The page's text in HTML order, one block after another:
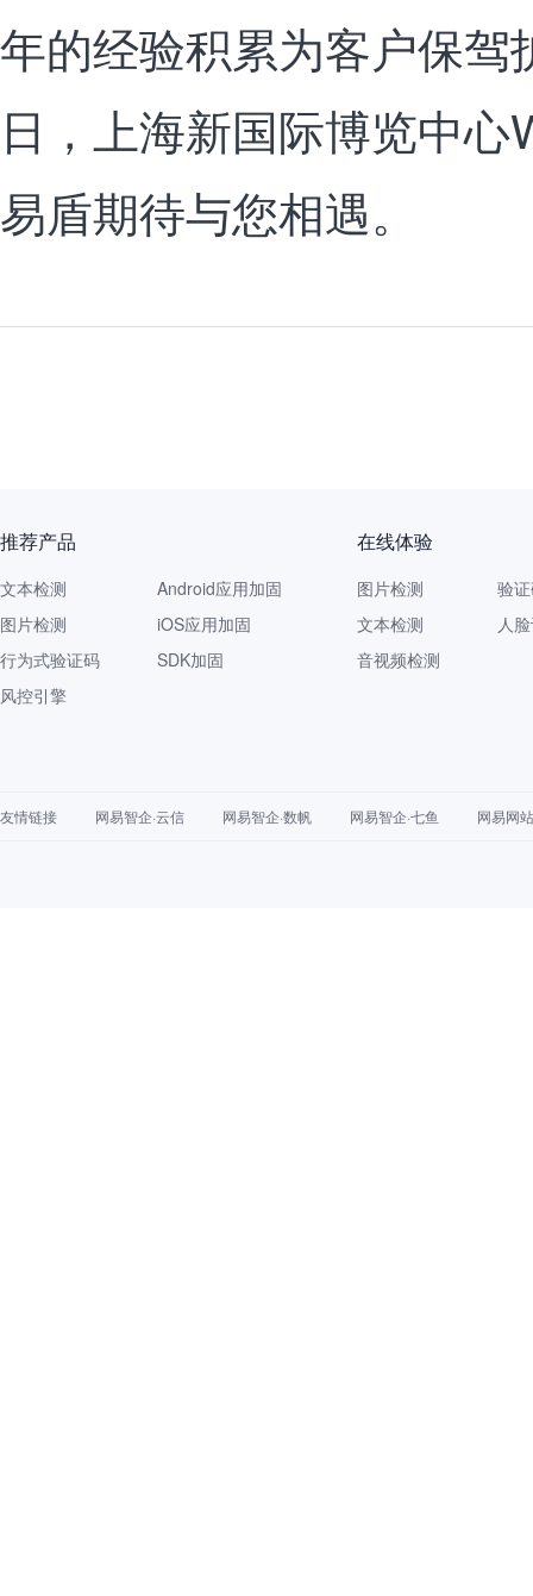
年的经验积累为客户保驾
日，上海新国际博览中
易盾期待与您相遇。
推荐产品
文本检测
图片检测
行为式验证码
风控引擎
Android应用加固
iOS应用加固
SDK加固
在线体验
图片检测
文本检测
音视频检测
验
人
友情链接 网易智企·云信 网易智企·数帆 网易智企·七鱼 网易网